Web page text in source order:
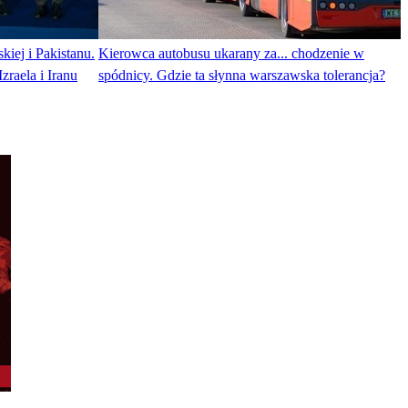
i Pakistanu.
i Iranu
Kierowca autobusu ukarany za... chodzenie w
spódnicy. Gdzie ta słynna warszawska tolerancja?